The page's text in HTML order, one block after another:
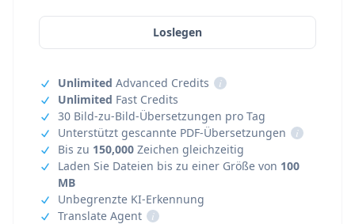
Loslegen
Unlimited Advanced Credits
i
Unlimited Fast Credits
30 Bild-zu-Bild-Übersetzungen pro Tag
Unterstützt gescannte PDF-Übersetzungen
i
Bis zu 150,000 Zeichen gleichzeitig
Laden Sie Dateien bis zu einer Größe von 100
MB
Unbegrenzte KI-Erkennung
Translate Agent
i